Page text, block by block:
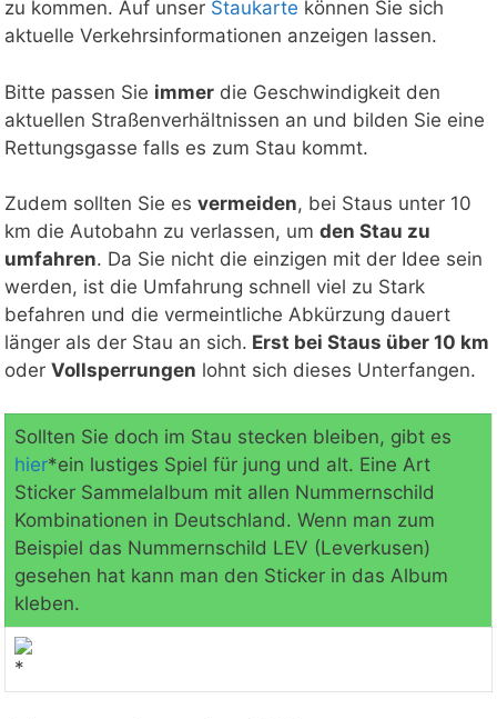
zu kommen. Auf unser Staukarte können Sie sich
aktuelle Verkehrsinformationen anzeigen lassen.
Bitte passen Sie immer die Geschwindigkeit den
aktuellen Straßenverhältnissen an und bilden Sie eine
Rettungsgasse falls es zum Stau kommt.
Zudem sollten Sie es vermeiden, bei Staus unter 10
km die Autobahn zu verlassen, um den Stau zu
umfahren. Da Sie nicht die einzigen mit der Idee sein
werden, ist die Umfahrung schnell viel zu Stark
befahren und die vermeintliche Abkürzung dauert
länger als der Stau an sich. Erst bei Staus über 10 km
oder Vollsperrungen lohnt sich dieses Unterfangen.
Sollten Sie doch im Stau stecken bleiben, gibt es
hier*ein lustiges Spiel für jung und alt. Eine Art
Sticker Sammelalbum mit allen Nummernschild
Kombinationen in Deutschland. Wenn man zum
Beispiel das Nummernschild LEV (Leverkusen)
gesehen hat kann man den Sticker in das Album
kleben.
*